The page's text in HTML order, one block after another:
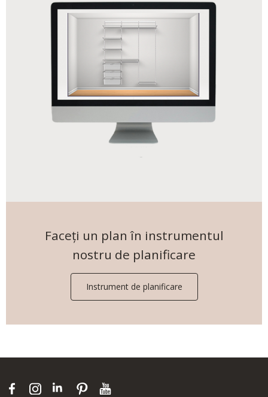
Faceți un plan în instrumentul
nostru de planificare
Instrument de planificare